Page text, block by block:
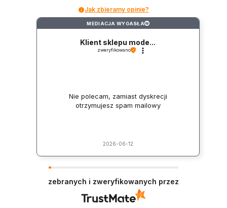
Jak zbieramy opinie?
MEDIACJA WYGASŁA ?
Klient sklepu mode...
zweryfikowano
Nie polecam, zamiast dyskrecji
otrzymujesz spam mailowy
2026-06-12
zebranych i zweryfikowanych przez